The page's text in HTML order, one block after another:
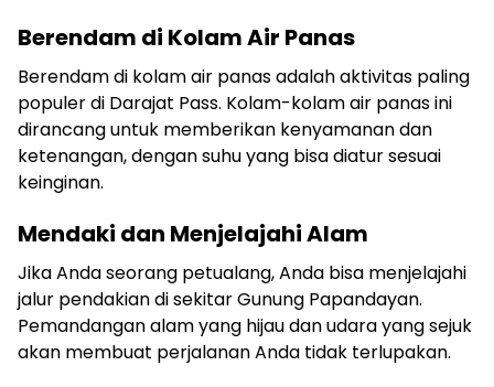
Berendam di Kolam Air Panas
Berendam di kolam air panas adalah aktivitas paling
populer di Darajat Pass. Kolam-kolam air panas ini
dirancang untuk memberikan kenyamanan dan
ketenangan, dengan suhu yang bisa diatur sesuai
keinginan.
Mendaki dan Menjelajahi Alam
Jika Anda seorang petualang, Anda bisa menjelajahi
jalur pendakian di sekitar Gunung Papandayan.
Pemandangan alam yang hijau dan udara yang sejuk
akan membuat perjalanan Anda tidak terlupakan.